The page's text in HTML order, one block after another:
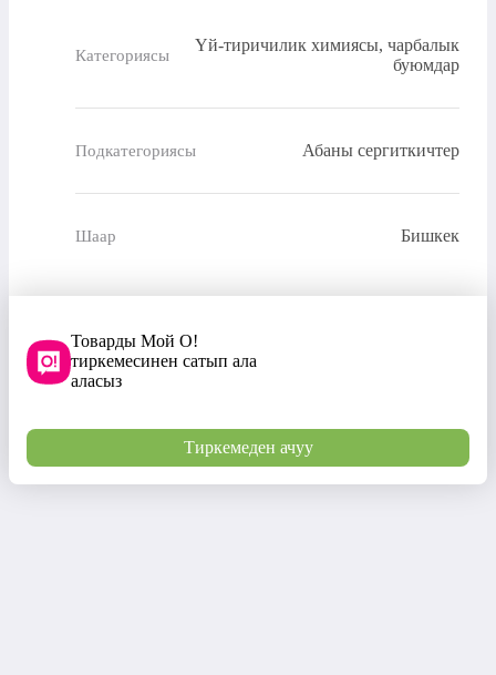
Категориясы
Үй-тиричилик химиясы, чарбалык
буюмдар
Подкатегориясы Абаны сергиткичтер
Шаар Бишкек
Товарды Мой О!
тиркемесинен сатып ала
аласыз
Тиркемеден ачуу